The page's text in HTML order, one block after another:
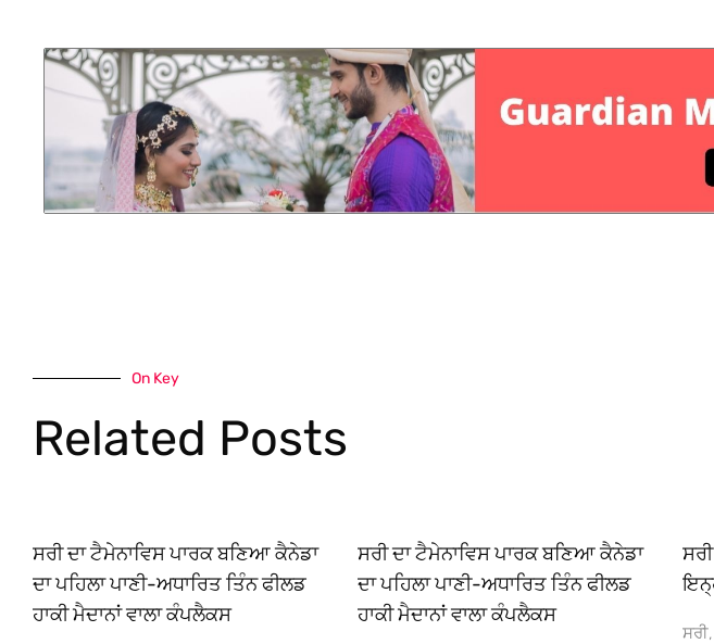
On Key
Related Posts
ਸਰੀ ਦਾ ਟੈਮੇਨਾਵਿਸ ਪਾਰਕ ਬਣਿਆ ਕੈਨੇਡਾ
ਦਾ ਪਹਿਲਾ ਪਾਣੀ-ਅਧਾਰਿਤ ਤਿੰਨ ਫੀਲਡ
ਹਾਕੀ ਮੈਦਾਨਾਂ ਵਾਲਾ ਕੰਪਲੈਕਸ
ਸਰੀ ਦਾ ਟੈਮੇਨਾਵਿਸ ਪਾਰਕ ਬਣਿਆ ਕੈਨੇਡਾ
ਦਾ ਪਹਿਲਾ ਪਾਣੀ-ਅਧਾਰਿਤ ਤਿੰਨ ਫੀਲਡ
ਹਾਕੀ ਮੈਦਾਨਾਂ ਵਾਲਾ ਕੰਪਲੈਕਸ